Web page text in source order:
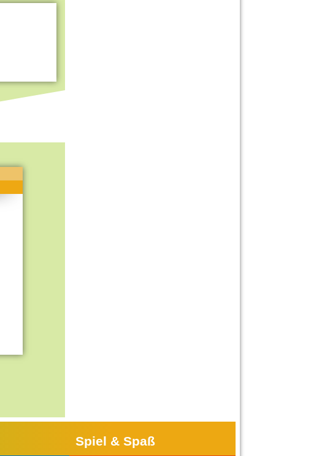
Spiel & Spaß